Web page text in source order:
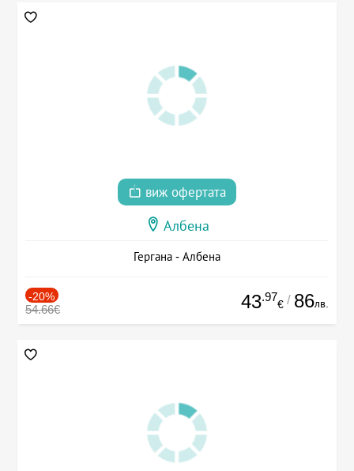
виж офертата
Албена
Гергана - Албена
-20%
54.66€ 43.97
€ / 86лв.